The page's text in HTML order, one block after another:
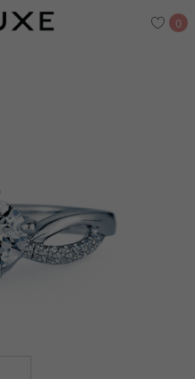
0
覽 預約來店